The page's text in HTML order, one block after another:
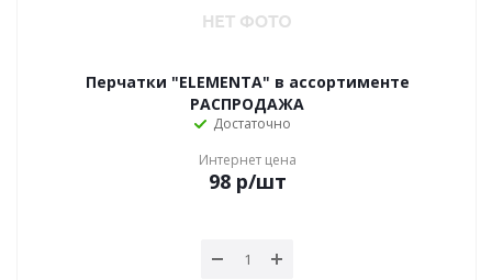
Перчатки "ELEMENTA" в ассортименте
РАСПРОДАЖА
Достаточно
Интернет цена
98р/шт